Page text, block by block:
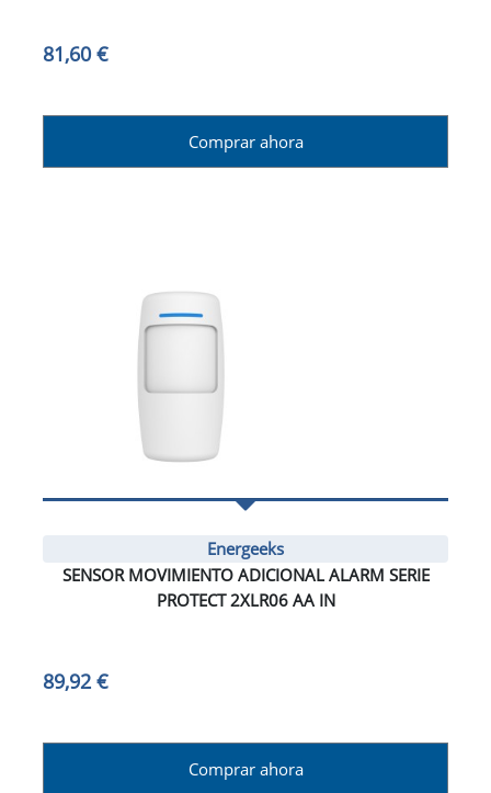
81,60 €
Comprar ahora
Energeeks
SENSOR MOVIMIENTO ADICIONAL ALARM SERIE
PROTECT 2XLR06 AA IN
89,92 €
Comprar ahora